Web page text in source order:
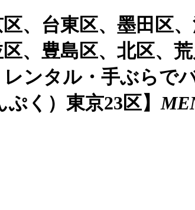
、台東区、墨田区、
、豊島区、北区、
ンタル・手ぶらで
く）東京23区】